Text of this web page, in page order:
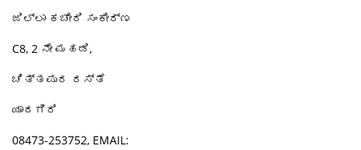
ಜಿಲ್ಲಾ ಕಚೇರಿ ಸಂಕೀರ್ಣ
C8, 2 ನೇ ಮಹಡಿ,
ಚಿತ್ತಪುರ ರಸ್ತೆ
ಯಾದಗಿರಿ
08473-253752, EMAIL: